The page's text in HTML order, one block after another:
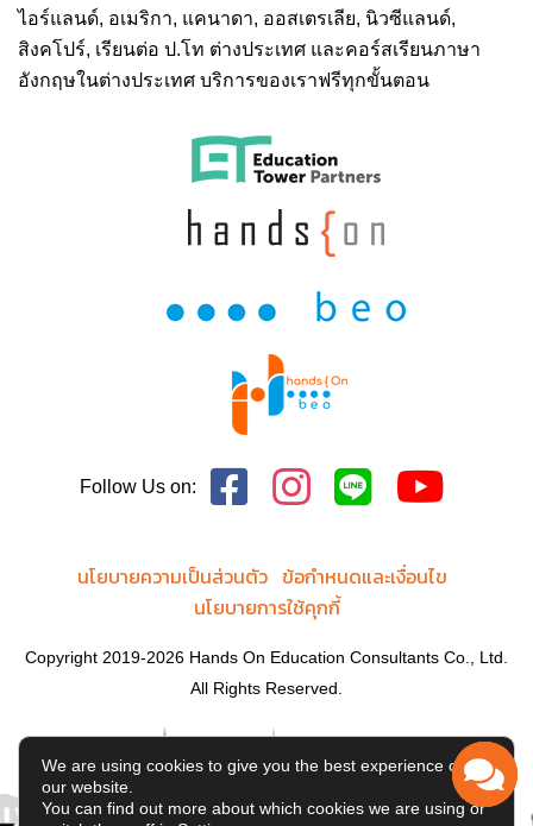
ไอร์แลนด์, อเมริกา, แคนาดา, ออสเตรเลีย, นิวซีแลนด์,
สิงคโปร์, เรียนต่อ ป.โท ต่างประเทศ และคอร์สเรียนภาษา
อังกฤษในต่างประเทศ บริการของเราฟรีทุกขั้นตอน
Follow Us on:
นโยบายความเป็นส่วนตัว ข้อกำหนดและเงื่อนไข
นโยบายการใช้คุกกี้
Copyright 2019-2026 Hands On Education Consultants Co., Ltd.
All Rights Reserved.
We are using cookies to give you the best experience on
our website.
You can find out more about which cookies we are using or